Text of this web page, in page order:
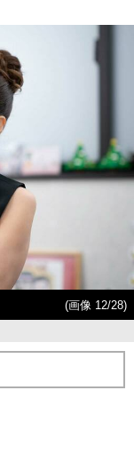
(画像 12/28)